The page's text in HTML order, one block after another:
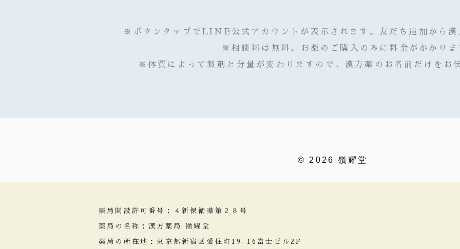
※ボタンタップでLINE公式アカウントが表示されます。友だち追加から漢
※相談料は無料。お薬のご購入のみに料金がかかりま
※体質によって製剤と分量が変わりますので、漢方薬のお名前だけをお
© 2026 嶺耀堂
薬局開設許可番号：４新保衛薬第２８号
薬局の名称：漢方薬局 嶺耀堂
薬局の所在地：東京都新宿区愛住町19-16富士ビル2F